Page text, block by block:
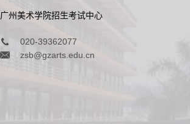
广州美术学院招生考试中心
020-39362077
zsb@gzarts.edu.cn